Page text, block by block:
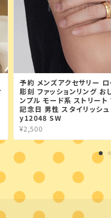
予約 メンズアクセサリー
彫刻 ファッションリング
ンプル モード系 ストリー
記念日 男性 スタイリッシ
y12048 SW
¥2,500